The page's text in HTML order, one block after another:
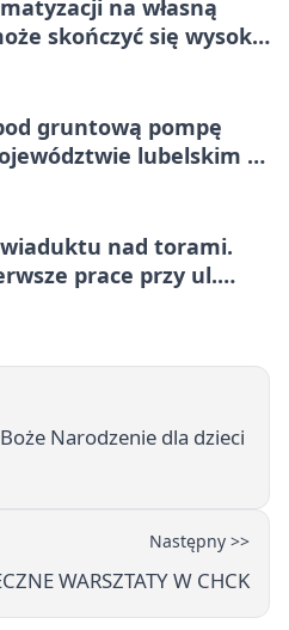
na własną
skończyć się wysoką
gruntową pompę
lubelskim -
nad torami.
prace przy ul.
Narodzenie dla dzieci
Następny >>
WARSZTATY W CHCK